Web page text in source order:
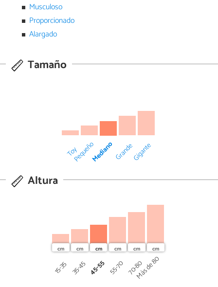
Musculoso
Proporcionado
Alargado
Tamaño
Toy
PequeñoMedianoGrandeGigante
Altura
15-35 35-45 45-55 55-70 70-80
Más de 80